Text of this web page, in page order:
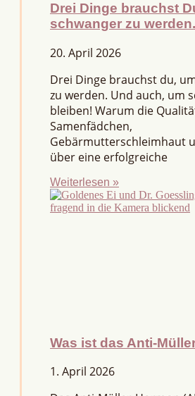
Drei Dinge brauchst
schwanger zu werden.
20. April 2026
Drei Dinge brauchst du,
zu werden. Und auch, um
bleiben! Warum die
Samenfädchen,
Gebärmutterschleimhaut
über eine erfolgreiche
Weiterlesen »
Was ist das Anti-
1. April 2026